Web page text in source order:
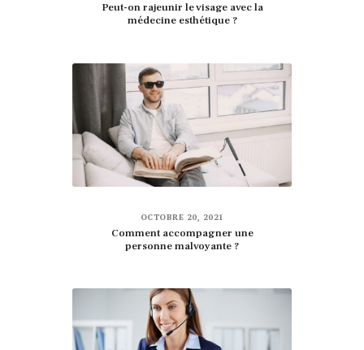
Peut-on rajeunir le visage avec la
médecine esthétique ?
OCTOBRE 20, 2021
Comment accompagner une
personne malvoyante ?